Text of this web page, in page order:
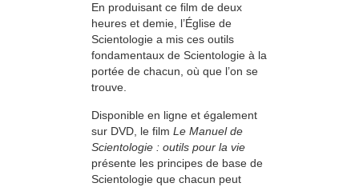
En produisant ce film de deux
heures et demie, l’Église de
Scientologie a mis ces outils
fondamentaux de Scientologie à la
portée de chacun, où que l’on se
trouve.
Disponible en ligne et également
sur DVD, le film Le Manuel de
Scientologie : outils pour la vie
présente les principes de base de
Scientologie que chacun peut